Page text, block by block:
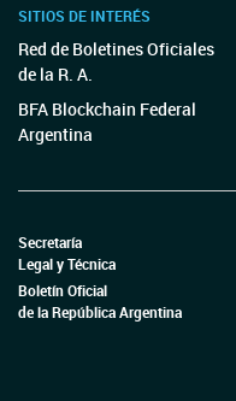
SITIOS DE INTERÉS
Red de Boletines Oficiales
de la R. A.
BFA Blockchain Federal
Argentina
Secretaría
Legal y Técnica
Boletín Oficial
de la República Argentina